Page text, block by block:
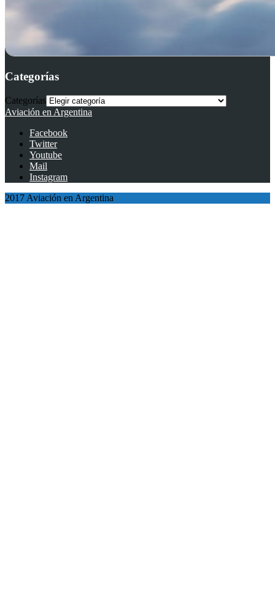
Categorías
Categorías
Aviación en Argentina
Facebook
Twitter
Youtube
Mail
Instagram
2017 Aviación en Argentina